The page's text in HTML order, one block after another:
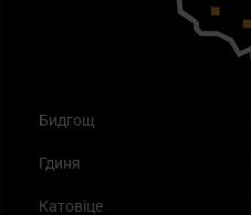
Бидгощ
Гдиня
Катовіце